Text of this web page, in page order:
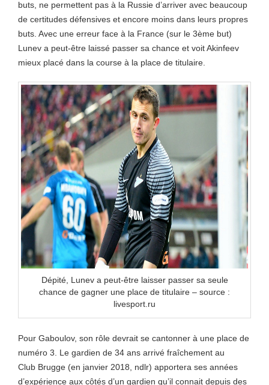
buts, ne permettent pas à la Russie d’arriver avec beaucoup
de certitudes défensives et encore moins dans leurs propres
buts. Avec une erreur face à la France (sur le 3ème but)
Lunev a peut-être laissé passer sa chance et voit Akinfeev
mieux placé dans la course à la place de titulaire.
Dépité, Lunev a peut-être laisser passer sa seule
chance de gagner une place de titulaire – source :
livesport.ru
Pour Gaboulov, son rôle devrait se cantonner à une place de
numéro 3. Le gardien de 34 ans arrivé fraîchement au
Club Brugge (en janvier 2018, ndlr) apportera ses années
d’expérience aux côtés d’un gardien qu’il connait depuis des